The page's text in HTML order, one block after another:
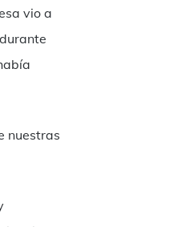
vio a
nuestras